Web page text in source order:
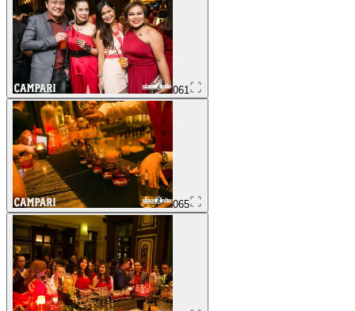
061
065